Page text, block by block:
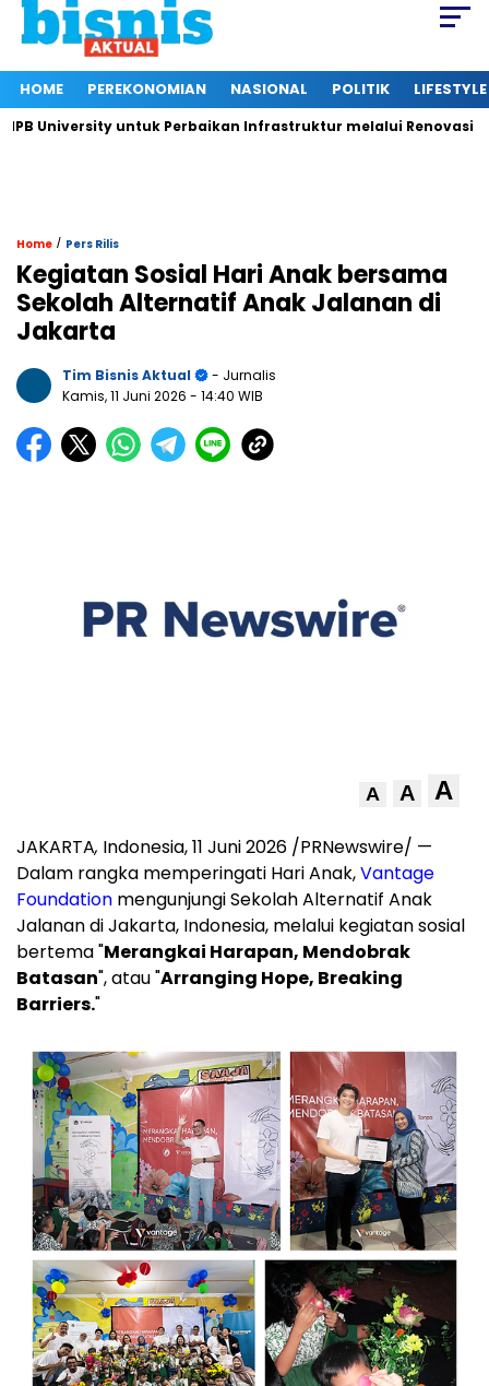
HOME PEREKONOMIAN NASIONAL POLITIK LIFESTYLE
University untuk Perbaikan Infrastruktur melalui Renovasi
Home / Pers Rilis
Kegiatan Sosial Hari Anak bersama
Sekolah Alternatif Anak Jalanan di
Jakarta
Tim Bisnis Aktual
- Jurnalis
Kamis, 11 Juni 2026 - 14:40 WIB
A A A
JAKARTA, Indonesia, 11 Juni 2026 /PRNewswire/ —
Dalam rangka memperingati Hari Anak,Vantage
Foundation mengunjungi Sekolah Alternatif Anak
Jalanan di Jakarta, Indonesia, melalui kegiatan sosial
bertema "Merangkai Harapan, Mendobrak
Batasan", atau "Arranging Hope, Breaking
Barriers."